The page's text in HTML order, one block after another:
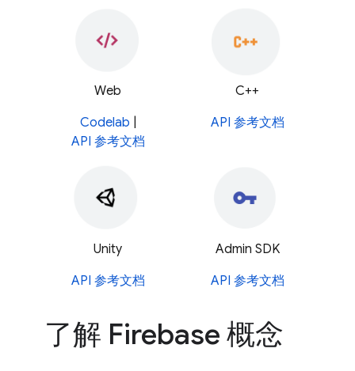
Web
Codelab
API 参考文档
C++
API 参考文档
Unity
API 参考文档
Admin SDK
API 参考文档
了解 Firebase 概念